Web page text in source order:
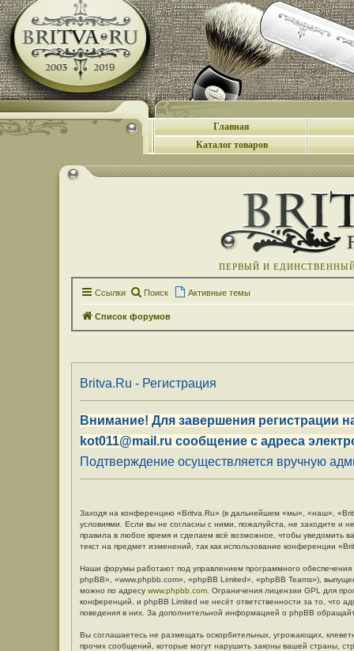
Главная
Каталог товаров
ПЕРВЫЙ И
Ссылки Поиск Активные темы
Список форумов
Britva.Ru - Регистрация
Внимание! Для завершения регистрации
kot011@mail.ru сообщение с адреса
Подтверждение осуществляется вручную
Заходя на конференцию «Britva.Ru» (в дальнейшем «мы», «наш»,
условиями. Если вы не согласны с ними, пожалуйста, не заходите и
правила в любое время и сделаем всё возможное, чтобы уведомить
текст на предмет изменений, так как использование конференции
Наши форумы работают под управлением программного
phpBB», «www.phpbb.com», «phpBB Limited», «phpBB Teams»),
можно по адресу www.phpbb.com . Ограничения лицензии GPL для
конференций, и phpBB Limited не несёт ответственности за то, что
поведения в них. За дополнительной информацией о phpBB
Вы соглашаетесь не размещать оскорбительных, угрожающих,
прочих сообщений, которые могут нарушить законы вашей страны,